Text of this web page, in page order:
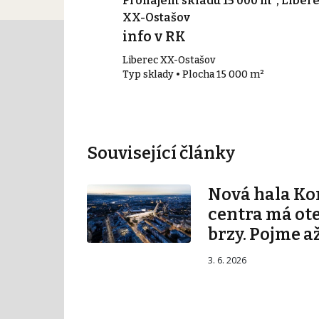
XX-Ostašov
info v RK
Liberec XX-Ostašov
Typ sklady • Plocha 15 000 m²
Související články
Nová hala
centra má
brzy. Pojme
3. 6. 2026